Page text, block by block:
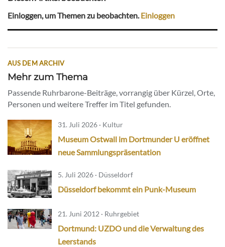
Einloggen, um Themen zu beobachten.Einloggen
AUS DEM ARCHIV
Mehr zum Thema
Passende Ruhrbarone-Beiträge, vorrangig über Kürzel, Orte,
Personen und weitere Treffer im Titel gefunden.
31. Juli 2026 · Kultur
Museum Ostwall im Dortmunder U eröffnet
neue Sammlungspräsentation
5. Juli 2026 · Düsseldorf
Düsseldorf bekommt ein Punk-Museum
21. Juni 2012 · Ruhrgebiet
Dortmund: UZDO und die Verwaltung des
Leerstands